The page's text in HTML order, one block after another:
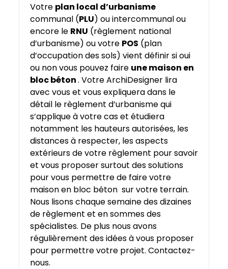
Votre plan local d’urbanisme
communal (PLU) ou intercommunal ou
encore le RNU (règlement national
d’urbanisme) ou votre POS (plan
d’occupation des sols) vient définir si oui
ou non vous pouvez faire une maison en
bloc béton. Votre ArchiDesigner lira
avec vous et vous expliquera dans le
détail le règlement d’urbanisme qui
s’applique à votre cas et étudiera
notamment les hauteurs autorisées, les
distances à respecter, les aspects
extérieurs de votre règlement pour savoir
et vous proposer surtout des solutions
pour vous permettre de faire votre
maison en bloc béton sur votre terrain.
Nous lisons chaque semaine des dizaines
de règlement et en sommes des
spécialistes. De plus nous avons
régulièrement des idées à vous proposer
pour permettre votre projet. Contactez-
nous.